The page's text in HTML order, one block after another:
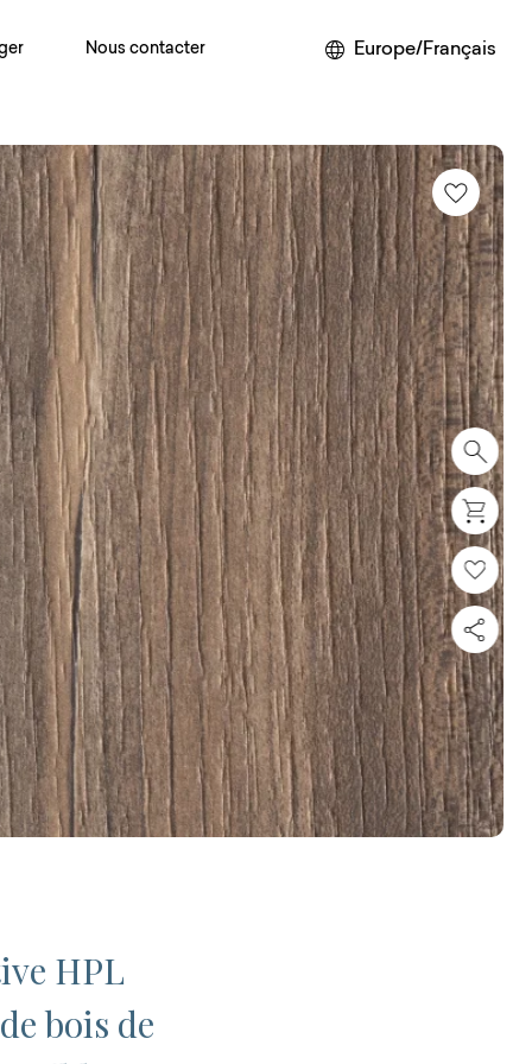
Nous contacter Europe/Français
HPL
bois de